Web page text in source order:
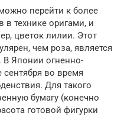
перейти к более
технике оригами, и
цветок лилии. Этот
чем роза, является
Японии огненно-
во время
Для такого
бумагу (конечно
готовой фигурки